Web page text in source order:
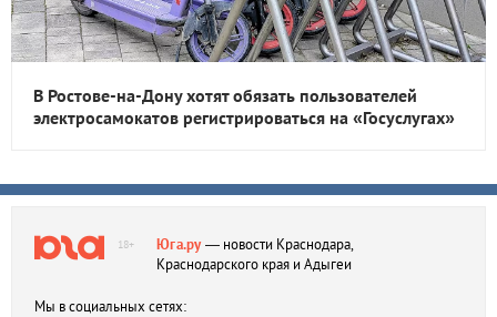
В Ростове-на-Дону хотят обязать пользователей
электросамокатов регистрироваться на «Госуслугах»
18+ Юга.ру— новости Краснодара,
Краснодарского края и Адыгеи
Мы в социальных сетях: